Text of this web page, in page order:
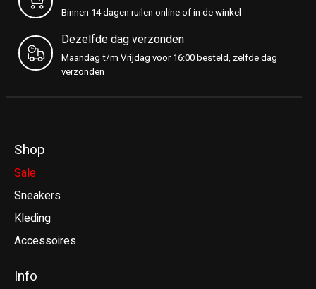
Binnen 14 dagen ruilen online of in de winkel
Dezelfde dag verzonden
Maandag t/m Vrijdag voor 16:00 besteld, zelfde dag
verzonden
Shop
Sale
Sneakers
Kleding
Accessoires
Info